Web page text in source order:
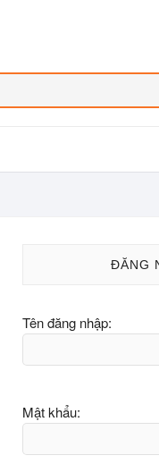
ĐĂNG
Tên đăng nhập:
Mật khẩu: